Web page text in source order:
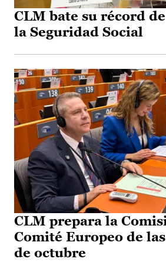
CLM bate su récord
la Seguridad Social
CLM prepara la
Comité Europeo de
de octubre